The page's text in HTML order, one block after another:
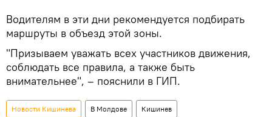
Водителям в эти дни рекомендуется подбирать
маршруты в объезд этой зоны.
"Призываем уважать всех участников движения,
соблюдать все правила, а также быть
внимательнее", – пояснили в ГИП.
Новости Кишинева В Молдове Кишинев